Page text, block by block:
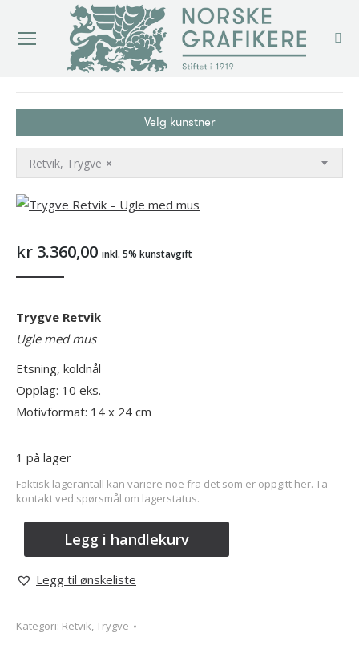
Velg kunstner
×
Retvik, Trygve
kr 3.360,00 inkl. 5% kunstavgift
Trygve Retvik
Ugle med mus
Etsning, koldnål
Opplag: 10 eks.
Motivformat: 14 x 24 cm
1 på lager
Faktisk lagerantall kan variere noe fra det som er oppgitt her. Ta
kontakt ved spørsmål om lagerstatus.
Legg i handlekurv
Legg til ønskeliste
Kategori: Retvik, Trygve